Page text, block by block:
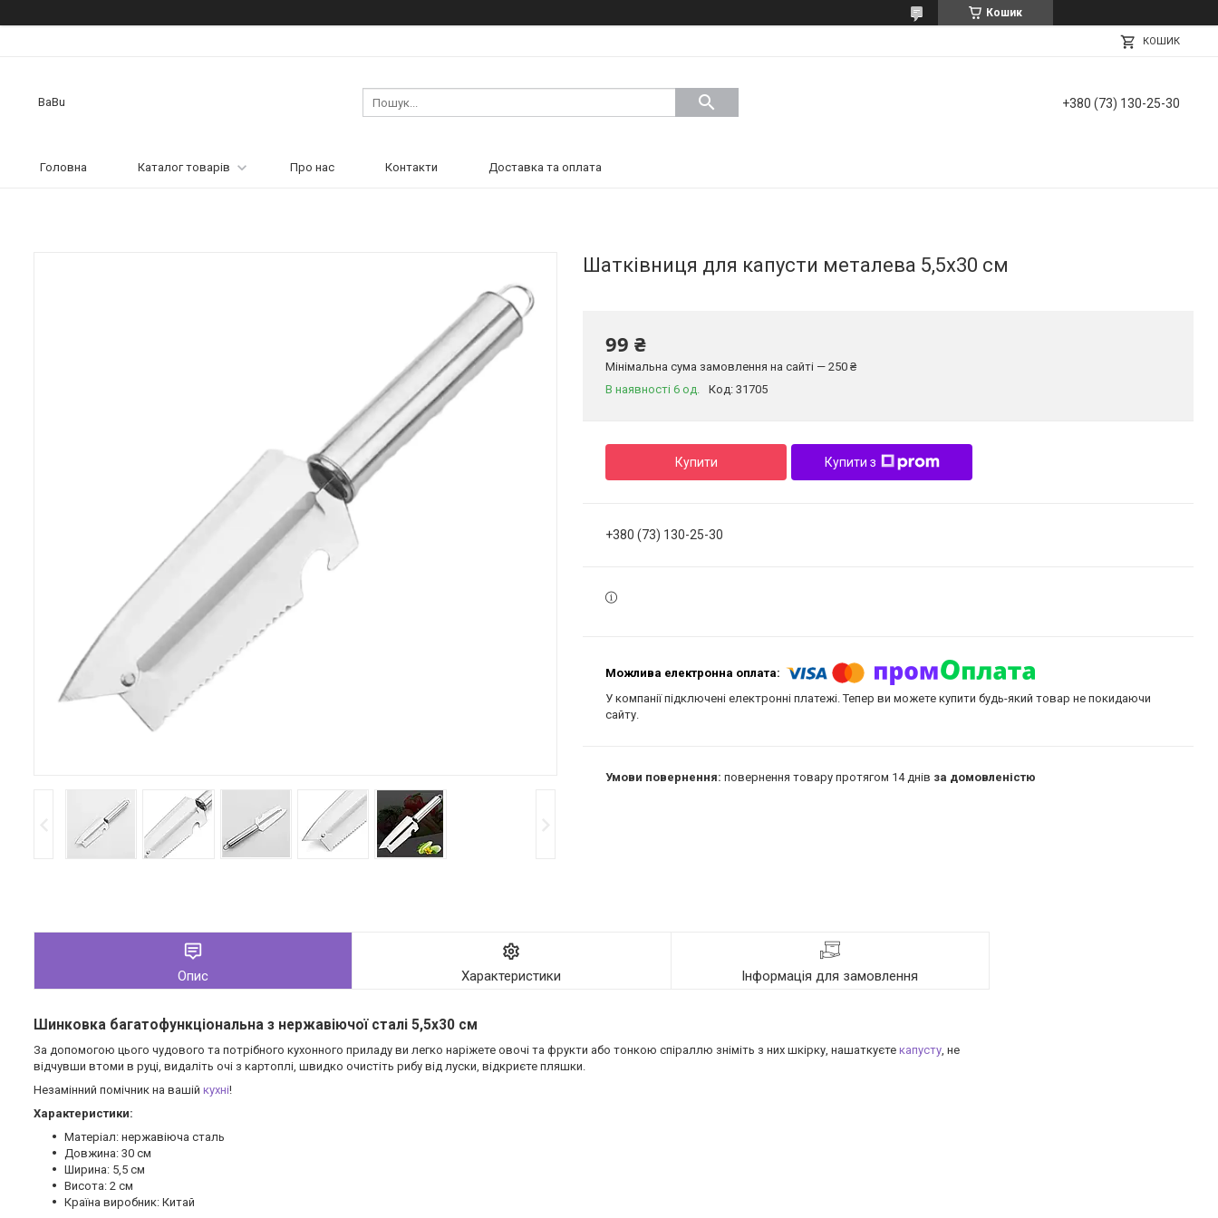
Кошик
КОШИК
BaBu +380 (73) 130-25-30
Головна Каталог товарів Про нас Контакти Доставка та оплата
Шатківниця для капусти металева 5,5х30 см
99 ₴
Мінімальна сума замовлення на сайті — 250 ₴
В наявності 6 од.
Код: 31705
Купити Купити з
+380 (73) 130-25-30
У компанії підключені електронні платежі. Тепер ви можете купити будь-який товар не покидаючи
сайту.
повернення товару протягом 14 днів за домовленістю
Опис Характеристики Інформація для замовлення
Шинковка багатофункціональна з нержавіючої сталі 5,5х30 см
За допомогою цього чудового та потрібного кухонного приладу ви легко наріжете овочі та фрукти або тонкою спіраллю зніміть з них шкірку, нашаткуєте капусту, не
відчувши втоми в руці, видаліть очі з картоплі, швидко очистіть рибу від луски, відкриєте пляшки.
Незамінний помічник на вашій кухні!
Характеристики:
Матеріал: нержавіюча сталь
Довжина: 30 см
Ширина: 5,5 см
Висота: 2 см
Країна виробник: Китай